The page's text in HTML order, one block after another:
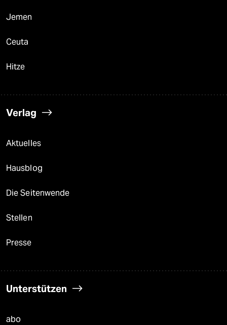
Jemen
Ceuta
Hitze
Verlag
Aktuelles
Hausblog
Die Seitenwende
Stellen
Presse
Unterstützen
abo